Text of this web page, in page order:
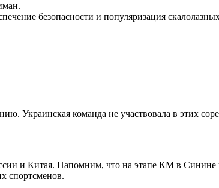
безопасности и популяризация
Украинская команда не участвовала в этих
и Китая. Напомним, что на этапе КМ в Синине
спортсменов.